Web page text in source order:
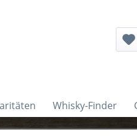
Whisky-Finder